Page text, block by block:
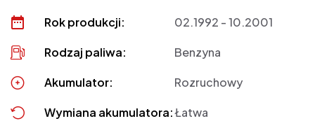
Rok produkcji: 02.1992 - 10.2001
Rodzaj paliwa: Benzyna
Akumulator: Rozruchowy
Wymiana akumulatora:Łatwa